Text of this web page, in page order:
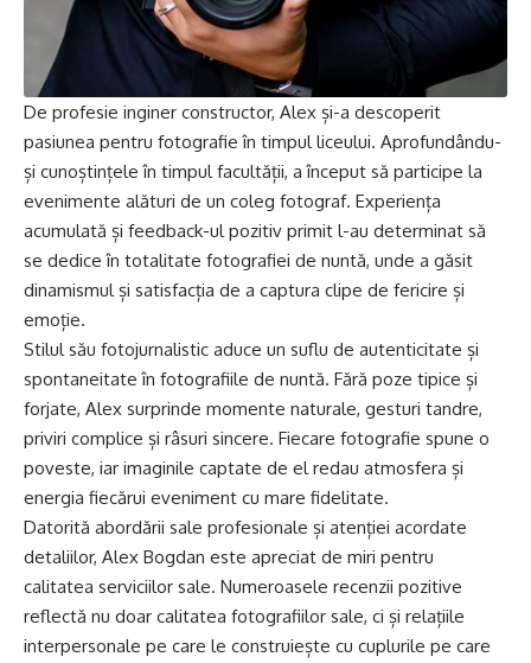
De profesie inginer constructor, Alex și-a descoperit
pasiunea pentru fotografie în timpul liceului. Aprofundându-
și cunoștințele în timpul facultății, a început să participe la
evenimente alături de un coleg fotograf. Experiența
acumulată și feedback-ul pozitiv primit l-au determinat să
se dedice în totalitate fotografiei de nuntă, unde a găsit
dinamismul și satisfacția de a captura clipe de fericire și
emoție.
Stilul său fotojurnalistic aduce un suflu de autenticitate și
spontaneitate în fotografiile de nuntă. Fără poze tipice și
forjate, Alex surprinde momente naturale, gesturi tandre,
priviri complice și râsuri sincere. Fiecare fotografie spune o
poveste, iar imaginile captate de el redau atmosfera și
energia fiecărui eveniment cu mare fidelitate.
Datorită abordării sale profesionale și atenției acordate
detaliilor, Alex Bogdan este apreciat de miri pentru
calitatea serviciilor sale. Numeroasele recenzii pozitive
reflectă nu doar calitatea fotografiilor sale, ci și relațiile
interpersonale pe care le construiește cu cuplurile pe care